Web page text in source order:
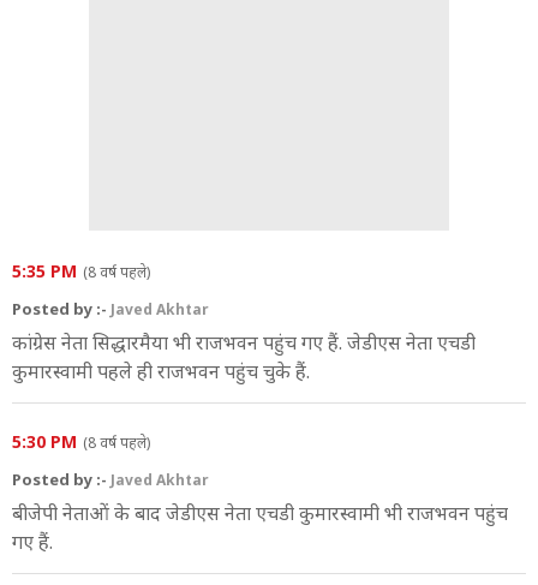
5:35 PM (8 वर्ष पहले)
Posted by :- Javed Akhtar
कांग्रेस नेता सिद्धारमैया भी राजभवन पहुंच गए हैं. जेडीएस नेता एचडी
कुमारस्वामी पहले ही राजभवन पहुंच चुके हैं.
5:30 PM (8 वर्ष पहले)
Posted by :- Javed Akhtar
बीजेपी नेताओं के बाद जेडीएस नेता एचडी कुमारस्वामी भी राजभवन पहुंच
गए हैं.